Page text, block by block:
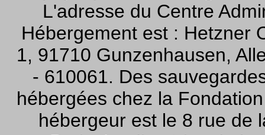
L'adresse du Centre
Hébergement est : Hetzner
1, 91710 Gunzenhausen,
- 610061. Des
hébergées chez la
hébergeur est le 8 rue de